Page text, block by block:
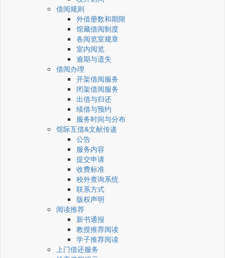
借阅规则
外借册数和期限
馆藏借阅制度
各阅览室规章
室内阅览
逾期与遗失
借阅办理
开架借阅服务
闭架借阅服务
出借与归还
续借与预约
服务时间与分布
馆际互借&文献传递
公告
服务内容
提交申请
收费标准
校外查询系统
联系方式
版权声明
阅读推荐
新书通报
教授推荐阅读
学子推荐阅读
上门借还服务